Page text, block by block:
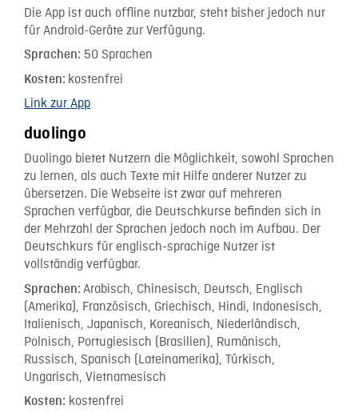
Die App ist auch offline nutzbar, steht bisher jedoch nur
für Android-Geräte zur Verfügung.
Sprachen: 50 Sprachen
Kosten: kostenfrei
Link zur App
duolingo
Duolingo bietet Nutzern die Möglichkeit, sowohl Sprachen
zu lernen, als auch Texte mit Hilfe anderer Nutzer zu
übersetzen. Die Webseite ist zwar auf mehreren
Sprachen verfügbar, die Deutschkurse befinden sich in
der Mehrzahl der Sprachen jedoch noch im Aufbau. Der
Deutschkurs für englisch-sprachige Nutzer ist
vollständig verfügbar.
Sprachen: Arabisch, Chinesisch, Deutsch, Englisch
(Amerika), Französisch, Griechisch, Hindi, Indonesisch,
Italienisch, Japanisch, Koreanisch, Niederländisch,
Polnisch, Portugiesisch (Brasilien), Rumänisch,
Russisch, Spanisch (Lateinamerika), Türkisch,
Ungarisch, Vietnamesisch
Kosten: kostenfrei